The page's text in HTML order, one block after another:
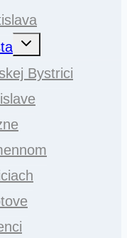
Toggle
child
Bystrici